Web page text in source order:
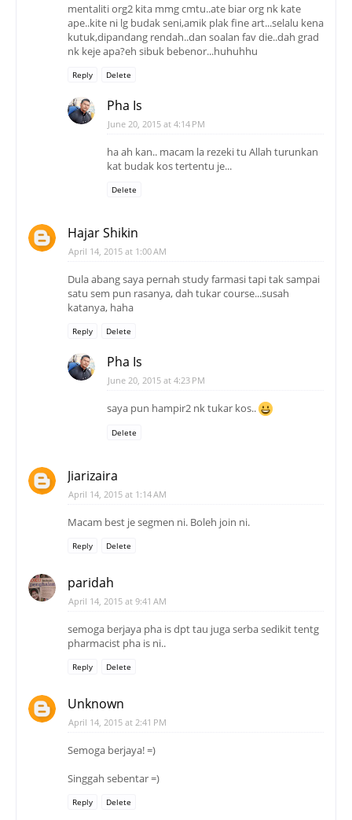
mentaliti org2 kita mmg cmtu..ate biar org nk kate
ape..kite ni lg budak seni,amik plak fine art...selalu kena
kutuk,dipandang rendah..dan soalan fav die..dah grad
nk keje apa?eh sibuk bebenor...huhuhhu
Reply Delete
Pha Is
June 20, 2015 at 4:14 PM
ha ah kan.. macam la rezeki tu Allah turunkan
kat budak kos tertentu je...
Delete
Hajar Shikin
April 14, 2015 at 1:00 AM
Dula abang saya pernah study farmasi tapi tak sampai
satu sem pun rasanya, dah tukar course...susah
katanya, haha
Reply Delete
Pha Is
June 20, 2015 at 4:23 PM
saya pun hampir2 nk tukar kos..
Delete
Jiarizaira
April 14, 2015 at 1:14 AM
Macam best je segmen ni. Boleh join ni.
Reply Delete
paridah
April 14, 2015 at 9:41 AM
semoga berjaya pha is dpt tau juga serba sedikit tentg
pharmacist pha is ni..
Reply Delete
Unknown
April 14, 2015 at 2:41 PM
Semoga berjaya! =)
Singgah sebentar =)
Reply Delete